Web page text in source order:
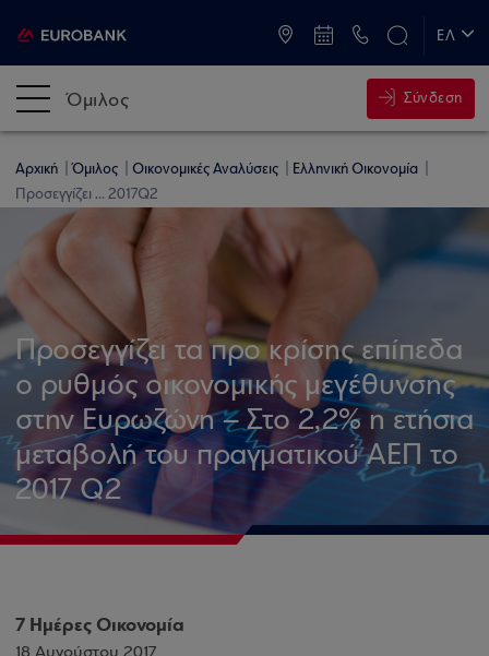
ΕΛ
Όμιλος Σύνδεση
Αρχική Όμιλος Οικονομικές Αναλύσεις
Ελληνική Οικονομία
Προσεγγίζει ... 2017Q2
Προσεγγίζει τα προ κρίσης επίπεδα
ο ρυθμός οικονομικής μεγέθυνσης
στην Ευρωζώνη – Στο 2,2% η ετήσια
μεταβολή του πραγματικού ΑΕΠ το
2017 Q2
7 Ημέρες Οικονομία